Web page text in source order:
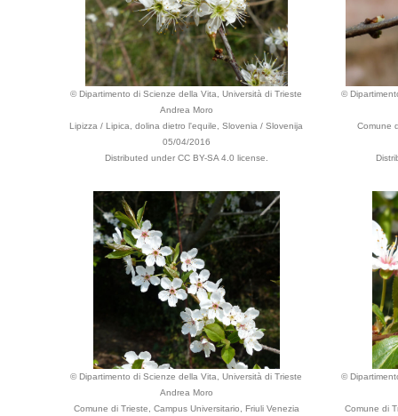
© Dipartimento di Scienze della Vita, Università di Trieste
Andrea Moro
Lipizza / Lipica, dolina dietro l'equile, Slovenia / Slovenija
05/04/2016
Distributed under CC BY-SA 4.0 license.
©
Comune
© Dipartimento di Scienze della Vita, Università di Trieste
Andrea Moro
Comune di Trieste, Campus Universitario, Friuli Venezia
©
Comune di